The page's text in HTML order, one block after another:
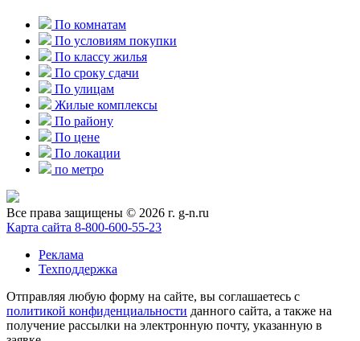
По комнатам
По условиям покупки
По классу жилья
По сроку сдачи
По улицам
Жилые комплексы
По району
По цене
По локации
по метро
Все права защищены © 2026 г. g-n.ru
Карта сайта 8-800-600-55-23
Реклама
Техподдержка
Отправляя любую форму на сайте, вы соглашаетесь с
политикой конфиденциальности данного сайта, а также на
получение рассылки на электронную почту, указанную в